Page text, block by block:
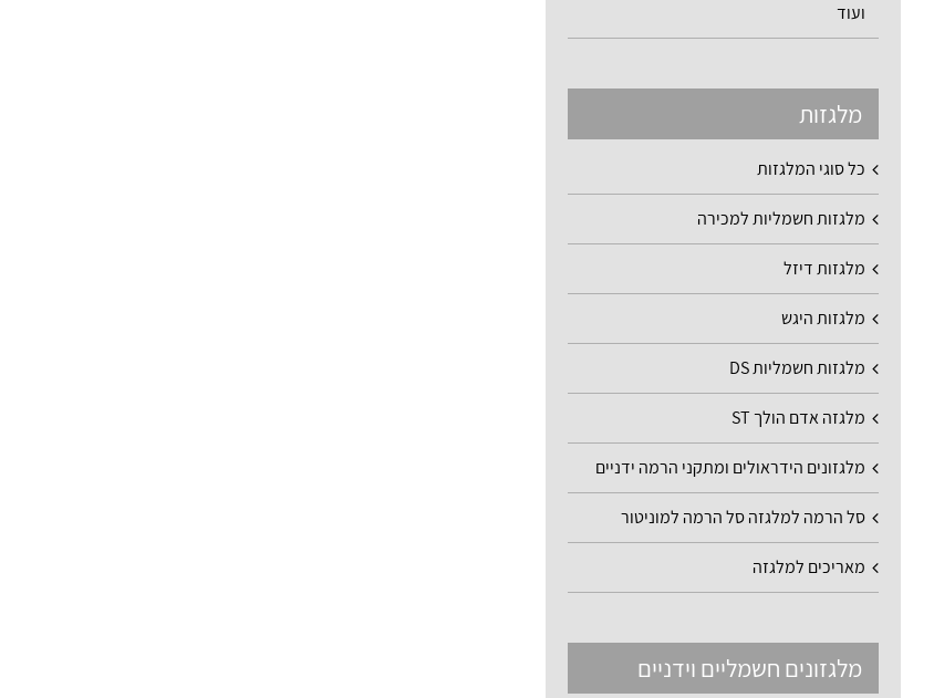
ועוד
מלגזות
כל סוגי המלגזות
מלגזות חשמליות למכירה
מלגזות דיזל
מלגזות היגש
מלגזות חשמליות DS
מלגזה אדם הולך ST
מלגזונים הידראולים ומתקני הרמה ידניים
סל הרמה למלגזה סל הרמה למוניטור
מאריכים למלגזה
מלגזונים חשמליים וידניים